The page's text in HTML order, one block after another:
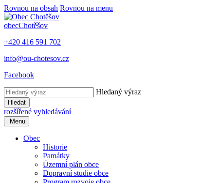
Rovnou na obsah Rovnou na menu
obecChotěšov
+420 416 591 702
info@ou-chotesov.cz
Facebook
Hledaný výraz
Hledat
rozšířené vyhledávání
Menu
Obec
Historie
Památky
Územní plán obce
Dopravní studie obce